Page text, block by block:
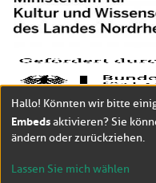
Hallo! Könnten wir bitte
Embedsaktivieren? Sie
ändern oder zurückziehen.
Lassen Sie mich wählen